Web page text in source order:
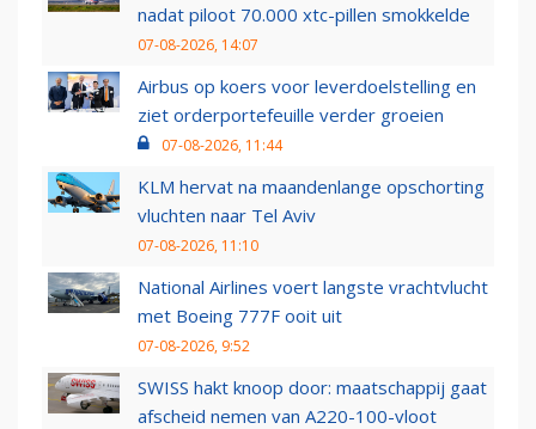
nadat piloot 70.000 xtc-pillen smokkelde
07-08-2026, 14:07
Airbus op koers voor leverdoelstelling en
ziet orderportefeuille verder groeien
07-08-2026, 11:44
KLM hervat na maandenlange opschorting
vluchten naar Tel Aviv
07-08-2026, 11:10
National Airlines voert langste vrachtvlucht
met Boeing 777F ooit uit
07-08-2026, 9:52
SWISS hakt knoop door: maatschappij gaat
afscheid nemen van A220-100-vloot